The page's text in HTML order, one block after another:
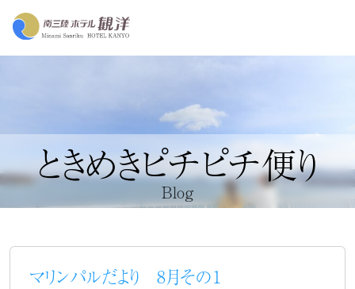
ときめきピチピチ便り
Blog
マリンパルだより 8月その１